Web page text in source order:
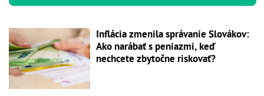
Inflácia zmenila správanie Slovákov:
Ako narábať s peniazmi, keď
nechcete zbytočne riskovať?